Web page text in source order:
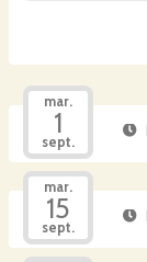
mar.
1
sept.
mar.
15
sept.